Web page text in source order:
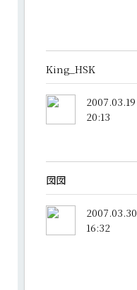
King_HSK
2007.03.19
20:13
囡囡
2007.03.30
16:32